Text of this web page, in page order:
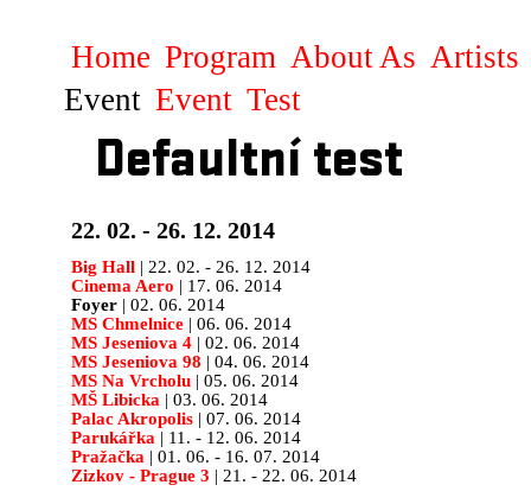
Home Program About As Artists
Event Event Test
Defaultní test
22. 02. - 26. 12. 2014
Big Hall | 22. 02. - 26. 12. 2014
Cinema Aero | 17. 06. 2014
Foyer | 02. 06. 2014
MS Chmelnice | 06. 06. 2014
MS Jeseniova 4 | 02. 06. 2014
MS Jeseniova 98 | 04. 06. 2014
MS Na Vrcholu | 05. 06. 2014
MŠ Libicka | 03. 06. 2014
Palac Akropolis | 07. 06. 2014
Parukářka | 11. - 12. 06. 2014
Pražačka | 01. 06. - 16. 07. 2014
Zizkov - Prague 3 | 21. - 22. 06. 2014